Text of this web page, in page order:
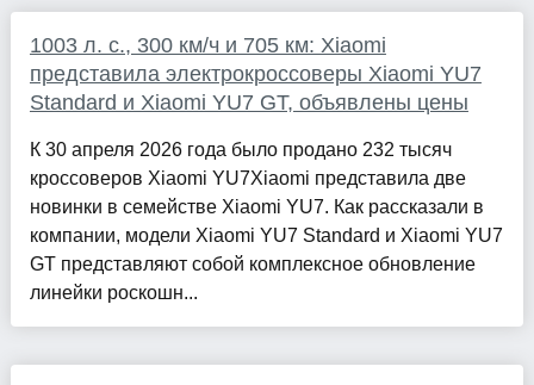
1003 л. с., 300 км/ч и 705 км: Xiaomi
представила электрокроссоверы Xiaomi YU7
Standard и Xiaomi YU7 GT, объявлены цены
К 30 апреля 2026 года было продано 232 тысяч
кроссоверов Xiaomi YU7Xiaomi представила две
новинки в семействе Xiaomi YU7. Как рассказали в
компании, модели Xiaomi YU7 Standard и Xiaomi YU7
GT представляют собой комплексное обновление
линейки роскошн...